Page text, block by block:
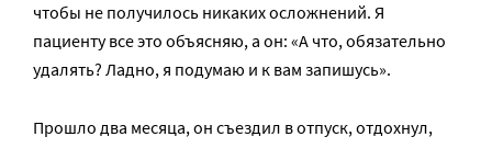
чтобы не получилось никаких осложнений. Я
пациенту все это объясняю, а он: «А что, обязательно
удалять? Ладно, я подумаю и к вам запишусь».
Прошло два месяца, он съездил в отпуск, отдохнул,